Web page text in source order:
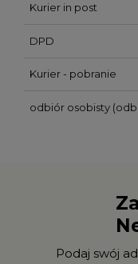
Kurier in post
DPD
Kurier - pobranie
odbiór osobisty
Podaj swój